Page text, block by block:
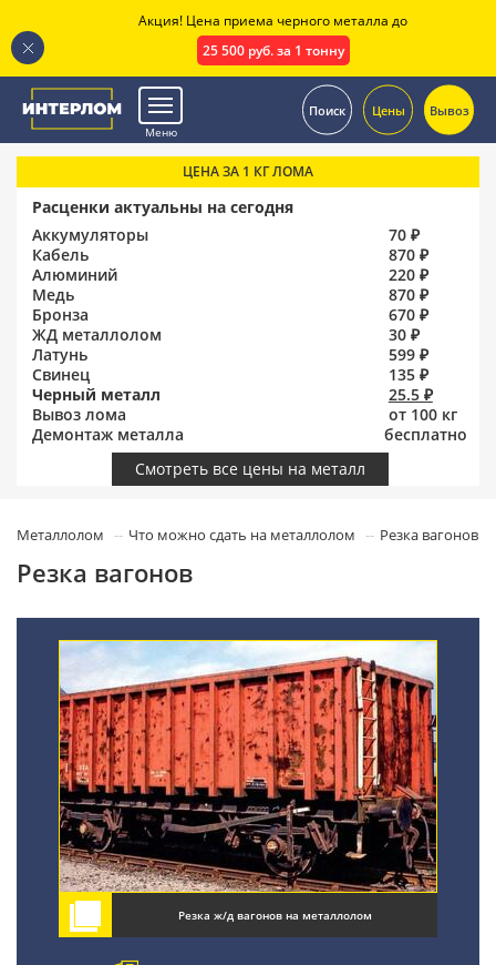
Меню
Поиск Цены Вывоз
ЦЕНА ЗА 1 КГ ЛОМА
Расценки актуальны на сегодня
Аккумуляторы
70 ₽
Кабель
870 ₽
Алюминий
220 ₽
Медь
870 ₽
Бронза
670 ₽
ЖД металлолом
30 ₽
Латунь
599 ₽
Свинец
135 ₽
Черный металл
25.5 ₽
Вывоз лома
от 100 кг
Демонтаж металла
бесплатно
Смотреть все цены на металл
Металлолом Что можно сдать на металлолом Резка вагонов
Резка вагонов
Резка ж/д вагонов на металлолом
Акция! Цена приема черного металла до
25 500 руб. за 1 тонну
.